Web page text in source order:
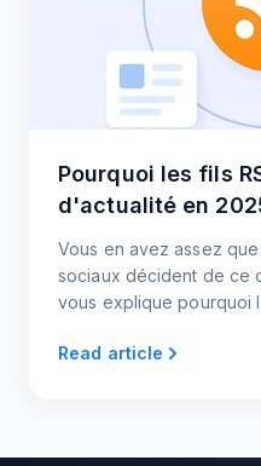
Pourquoi les fils
d'actualité en
Vous en avez assez
sociaux décident de ce
vous explique pourquoi
Read article